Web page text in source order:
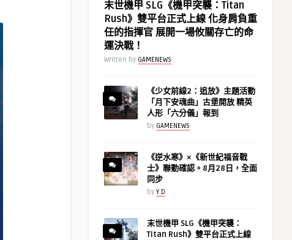
末世機甲 SLG《機甲突襲：Titan
Rush》雙平台正式上線 化身肩負重
任的指揮官 展開一場攸關存亡的命
運決戰！
Written by GAMENEWS
《少女前線2：追放》主題活動
「月下安魂曲」古堡開放 精英
人形「六分儀」報到
by GAMENEWS
《逆水寒》×《新世紀福音戰
士》聯動確認。8月28日，全面
同步
by Y D
末世機甲 SLG《機甲突襲：
Titan Rush》雙平台正式上線